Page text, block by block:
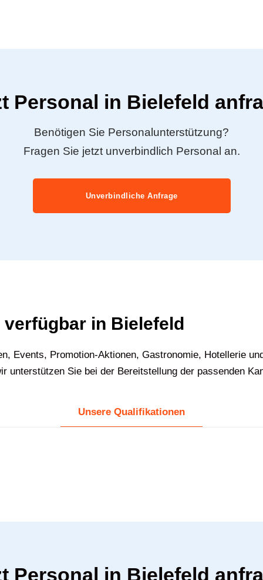
Personal in Bielefeld
Benötigen Sie Personalunterstützung?
Fragen Sie jetzt unverbindlich Personal an.
Unverbindliche Anfrage
in Bielefeld
Events, Promotion-Aktionen, Gastronomie, Hotellerie
unterstützen Sie bei der Bereitstellung der passenden
Unsere Qualifikationen
Personal in Bielefeld